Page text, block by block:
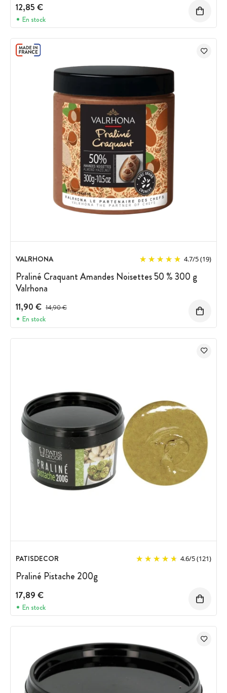
12,85 €
En stock
VALRHONA 4.7/5(19)
Praliné Craquant Amandes Noisettes 50 % 300 g
Valrhona
11,90 € Prix avant réduction :
14,90 €
En stock
PATISDECOR 4.6/5(121)
Praliné Pistache 200g
17,89 €
En stock